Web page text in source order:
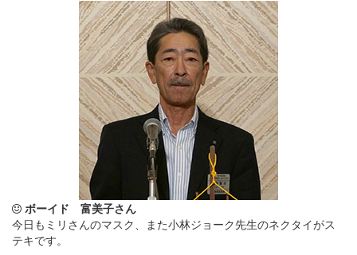
ボーイド 富美子さん
今日もミリさんのマスク、また小林ジョーク先生のネクタイがス
テキです。